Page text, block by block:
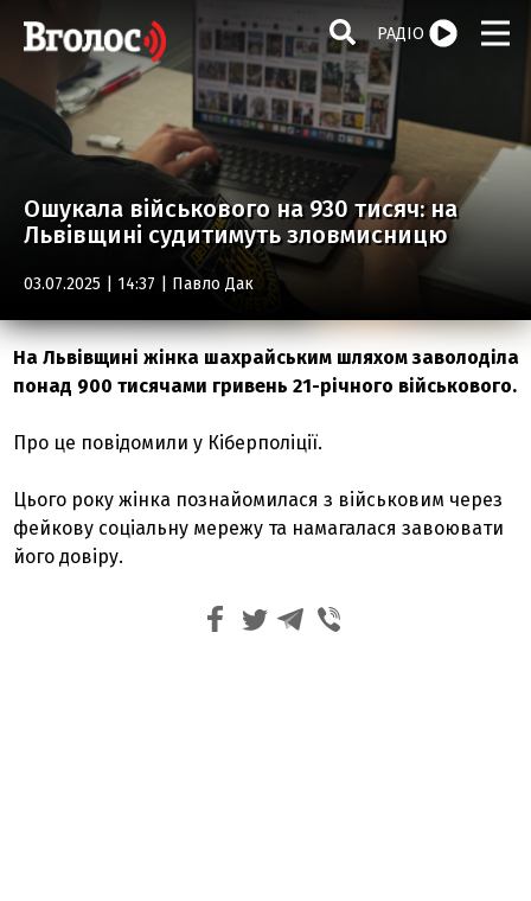
РАДІО
Ошукала військового на 930 тисяч: на
Львівщині судитимуть зловмисницю
03.07.2025 | 14:37 | Павло Дак
На Львівщині жінка шахрайським шляхом заволоділа
понад 900 тисячами гривень 21-річного військового.
Про це повідомили у Кіберполіції.
Цього року жінка познайомилася з військовим через
фейкову соціальну мережу та намагалася завоювати
його довіру.